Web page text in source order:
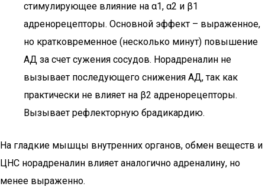
стимулирующее влияние на α1, α2 и β1
адренорецепторы. Основной эффект – выраженное,
но кратковременное (несколько минут) повышение
АД за счет сужения сосудов. Норадреналин не
вызывает последующего снижения АД, так как
практически не влияет на β2 адренорецепторы.
Вызывает рефлекторную брадикардию.
На гладкие мышцы внутренних органов, обмен веществ и
ЦНС норадреналин влияет аналогично адреналину, но
менее выраженно.